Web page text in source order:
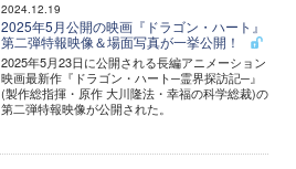
2024.12.19
2025年5月公開の映画『ドラゴン・ハート』
第二弾特報映像＆場面写真が一挙公開！
2025年5月23日に公開される長編アニメーション
映画最新作『ドラゴン・ハート─霊界探訪記─』
(製作総指揮・原作 大川隆法・幸福の科学総裁)の
第二弾特報映像が公開された。